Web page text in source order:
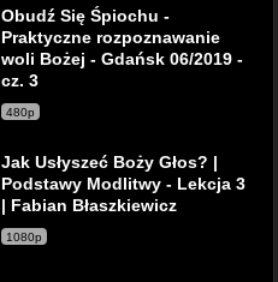
Obudź Się Śpiochu -
Praktyczne rozpoznawanie
woli Bożej - Gdańsk 06/2019 -
cz. 3
480p
Jak Usłyszeć Boży Głos? |
Podstawy Modlitwy - Lekcja 3
| Fabian Błaszkiewicz
1080p